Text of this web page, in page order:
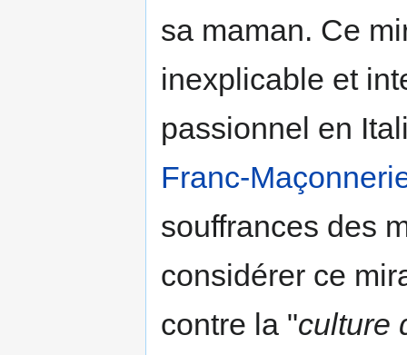
sa maman. Ce
inexplicable et
passionnel en
Franc-
souffrances des
considérer ce
contre la "culture